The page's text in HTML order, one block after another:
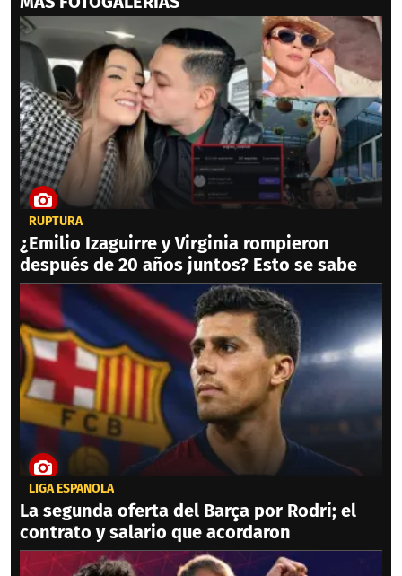
RUPTURA
¿Emilio Izaguirre y Virginia rompieron
después de 20 años juntos? Esto se sabe
LIGA ESPAÑOLA
La segunda oferta del Barça por Rodri; el
contrato y salario que acordaron